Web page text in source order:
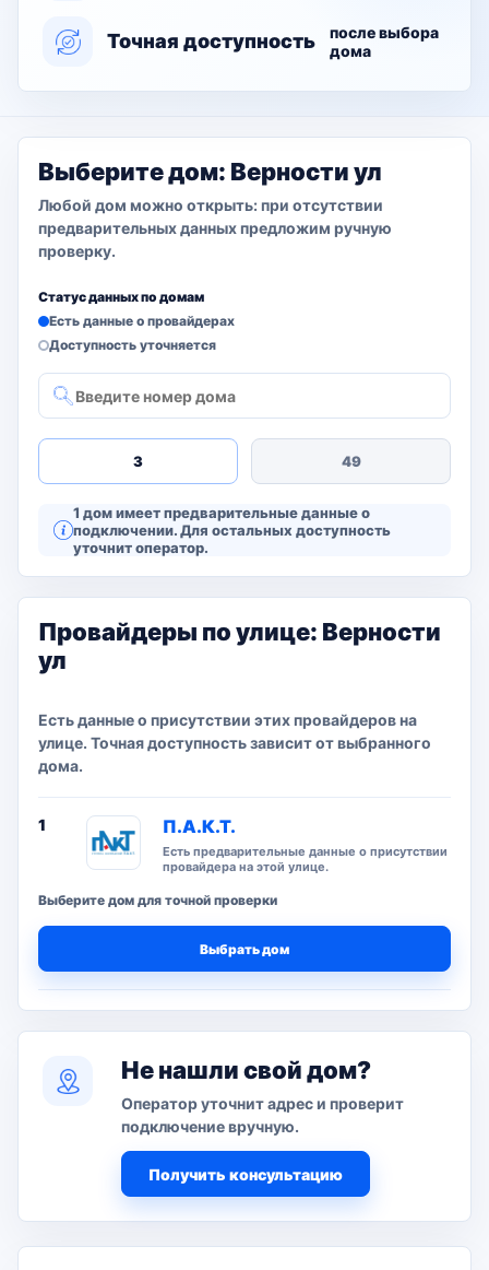
Точная доступность
после выбора
дома
Выберите дом: Верности ул
Любой дом можно открыть: при отсутствии
предварительных данных предложим ручную
проверку.
Статус данных по домам
Есть данные о провайдерах
Доступность уточняется
3 49
1 дом имеет предварительные данные о
подключении. Для остальных доступность
уточнит оператор.
Провайдеры по улице: Верности
ул
Есть данные о присутствии этих провайдеров на
улице. Точная доступность зависит от выбранного
дома.
1 П.А.К.Т.
Есть предварительные данные о присутствии
провайдера на этой улице.
Выберите дом для точной проверки
Выбрать дом
Не нашли свой дом?
Оператор уточнит адрес и проверит
подключение вручную.
Получить консультацию